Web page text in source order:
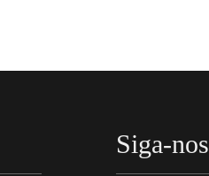
Siga-nos